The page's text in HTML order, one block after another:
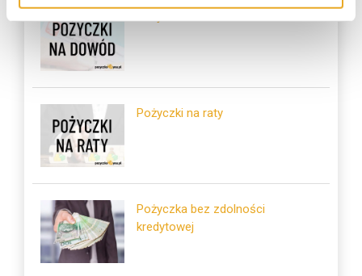
Pożyczki na raty
Pożyczka bez zdolności
kredytowej